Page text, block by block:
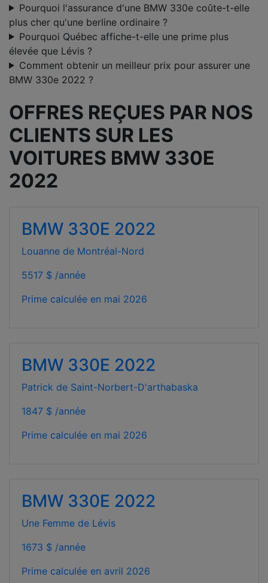
Pourquoi l'assurance d'une BMW 330e coûte-t-elle
plus cher qu'une berline ordinaire ?
Pourquoi Québec affiche-t-elle une prime plus
élevée que Lévis ?
Comment obtenir un meilleur prix pour assurer une
BMW 330e 2022 ?
OFFRES REÇUES PAR NOS
CLIENTS SUR LES
VOITURES BMW 330E
2022
BMW 330E 2022
Louanne de Montréal-Nord
5517 $ /année
Prime calculée en mai 2026
BMW 330E 2022
Patrick de Saint-Norbert-D'arthabaska
1847 $ /année
Prime calculée en mai 2026
BMW 330E 2022
Une Femme de Lévis
1673 $ /année
Prime calculée en avril 2026